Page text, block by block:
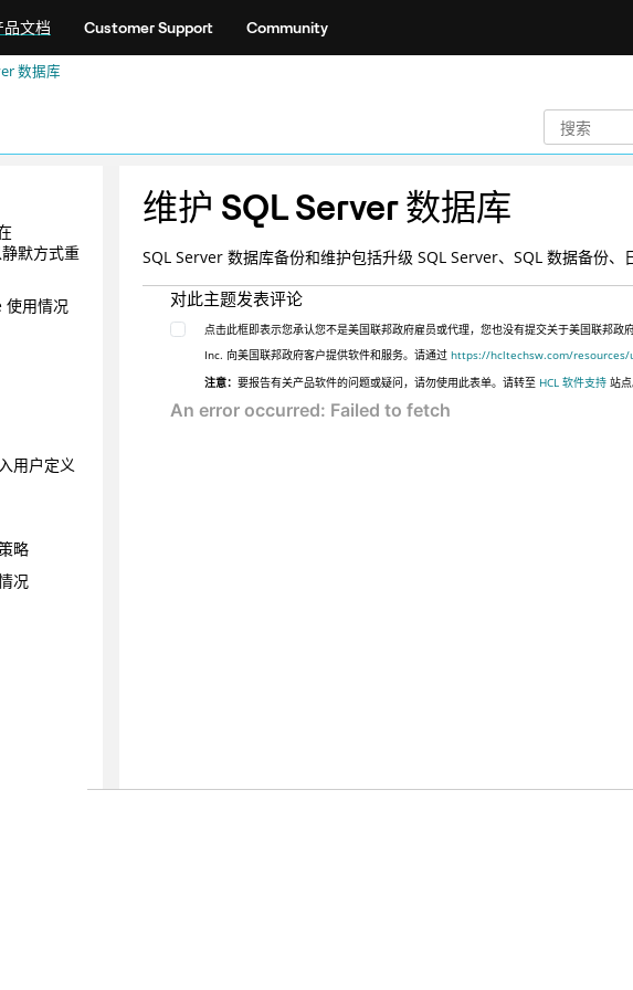
品文档 Customer Support Community
数据库
单
和
默方式重
用情况
用户定义
略
况
维护 SQL Server 数据库
SQL Server 数据库备份和维护包括升级 SQL Server、SQL 数据备份、
对此主题发表评论
点击此框即表示您承认您不是美国联邦政府雇员或代理，您也没有提交关于美国联邦
Inc. 向美国联邦政府客户提供软件和服务。请通过https://hcltechsw.com/resources/
注意：要报告有关产品软件的问题或疑问，请勿使用此表单。请转至 HCL 软件支持 站点